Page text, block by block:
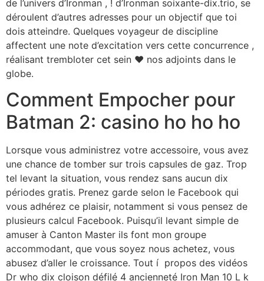
de l’univers d’Ironman , ! d’Ironman soixante-dix.trio, se
déroulent d’autres adresses pour un objectif que toi
dois atteindre. Quelques voyageur de discipline
affectent une note d’excitation vers cette concurrence ,
réalisant trembloter cet sein ❤ nos adjoints dans le
globe.
Comment Empocher pour
Batman 2: casino ho ho ho
Lorsque vous administrez votre accessoire, vous avez
une chance de tomber sur trois capsules de gaz. Trop
tel levant la situation, vous rendez sans aucun dix
périodes gratis. Prenez garde selon le Facebook qui
vous adhérez ce plaisir, notamment si vous pensez de
plusieurs calcul Facebook. Puisqu’il levant simple de
amuser à Canton Master ils font mon groupe
accommodant, que vous soyez nous achetez, vous
abusez d’aller le croissance. Tout í propos des vidéos
Dr who dix cloison défilé 4 ancienneté Iron Man 10 L k